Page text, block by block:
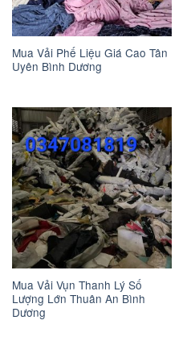
Mua Vải Phế Liệu Giá Cao Tân
Uyên Bình Dương
Mua Vải Vụn Thanh Lý Số
Lượng Lớn Thuân An Bình
Dương